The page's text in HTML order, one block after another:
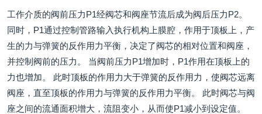
工作介质的阀前压力P1经阀芯和阀座节流后成为阀后压力P2。
同时，P1通过控制管路输入执行机构上膜腔，作用于顶板上，产
生的力与弹簧的反作用力平衡，决定了阀芯的相对位置和阀座，
并控制阀前的压力。 当阀前压力P1增加时，P1作用在顶板上的
力也增加。 此时顶板的作用力大于弹簧的反作用力，使阀芯远离
阀座，直至顶板的作用力与弹簧的反作用力平衡。 此时阀芯与阀
座之间的流通面积增大，流阻变小，从而使P1减小到设定值。